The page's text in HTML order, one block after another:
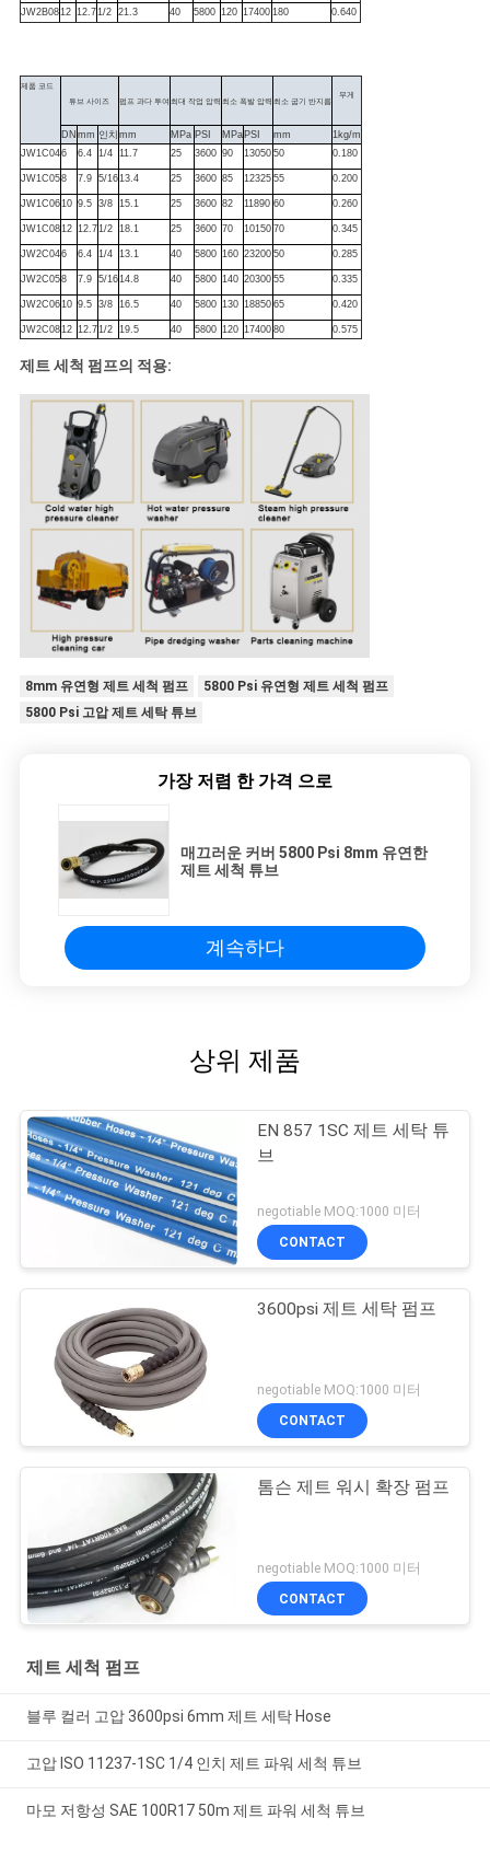
JW2B0812 12.71/2 21.3 40 5800 120 17400 180 0.640
제품 코드
튜브 사이즈
펌프 과다 투여 최대 작업 압력 최소 폭발 압력 최소 굽기 반지름
무게
DN mm 인치 mm MPa PSI MPa PSI mm
1kg/m
JW1C046 6.4 1/4 11.7 25 3600 90 13050 50 0.180
JW1C058 7.9 5/1613.4 25 3600 85 12325 55 0.200
JW1C0610 9.5 3/8 15.1 25 3600 82 11890 60 0.260
JW1C0812 12.71/2 18.1 25 3600 70 10150 70 0.345
JW2C046 6.4 1/4 13.1 40 5800 160 23200 50 0.285
JW2C058 7.9 5/1614.8 40 5800 140 20300 55 0.335
JW2C0610 9.5 3/8 16.5 40 5800 130 18850 65 0.420
JW2C0812 12.71/2 19.5 40 5800 120 17400 80 0.575
제트 세척 펌프의 적용:
8mm 유연형 제트 세척 펌프
5800 Psi 유연형 제트 세척 펌프
5800 Psi 고압 제트 세탁 튜브
가장 저렴 한 가격 으로
매끄러운 커버 5800 Psi 8mm 유연한
제트 세척 튜브
계속하다
상위 제품
EN 857 1SC 제트 세탁 튜
브
negotiable MOQ:1000 미터
CONTACT
3600psi 제트 세탁 펌프
negotiable MOQ:1000 미터
CONTACT
톰슨 제트 워시 확장 펌프
negotiable MOQ:1000 미터
CONTACT
제트 세척 펌프
블루 컬러 고압 3600psi 6mm 제트 세탁 Hose
고압 ISO 11237-1SC 1/4 인치 제트 파워 세척 튜브
마모 저항성 SAE 100R17 50m 제트 파워 세척 튜브